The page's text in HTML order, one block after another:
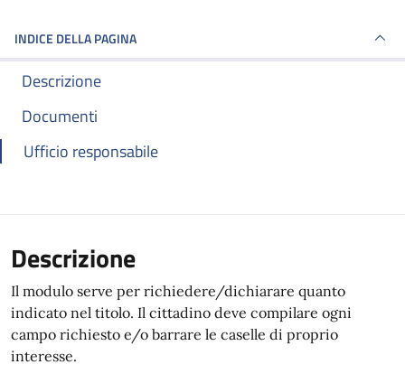
INDICE DELLA PAGINA
Descrizione
Documenti
Ufficio responsabile
Descrizione
Il modulo serve per richiedere/dichiarare quanto
indicato nel titolo. Il cittadino deve compilare ogni
campo richiesto e/o barrare le caselle di proprio
interesse.